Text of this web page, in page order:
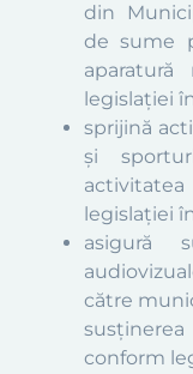
din
de sume
legislației
sprijină
și
legislației
asigură
către
conform